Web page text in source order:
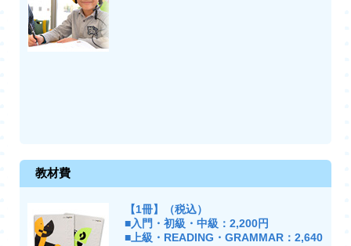
教材費
【1冊】（税込）
■入門・初級・中級：2,200円
■上級・READING・GRAMMAR：2,640